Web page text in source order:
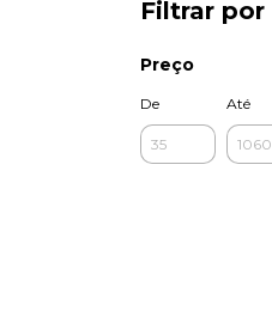
Filtrar por
Preço
De Até